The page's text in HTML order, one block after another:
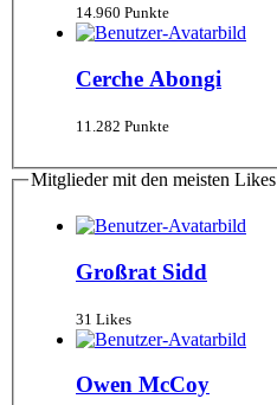
14.960 Punkte
Cerche Abongi
11.282 Punkte
Mitglieder mit den meisten Likes
Großrat Sidd
31 Likes
Owen McCoy